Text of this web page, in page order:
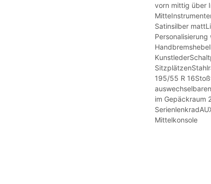
vorn mittig über
Satinsilber
195/55 R
im Gepäckraum
Mittelkonsole